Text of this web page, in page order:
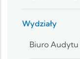
Wydziały
Biuro